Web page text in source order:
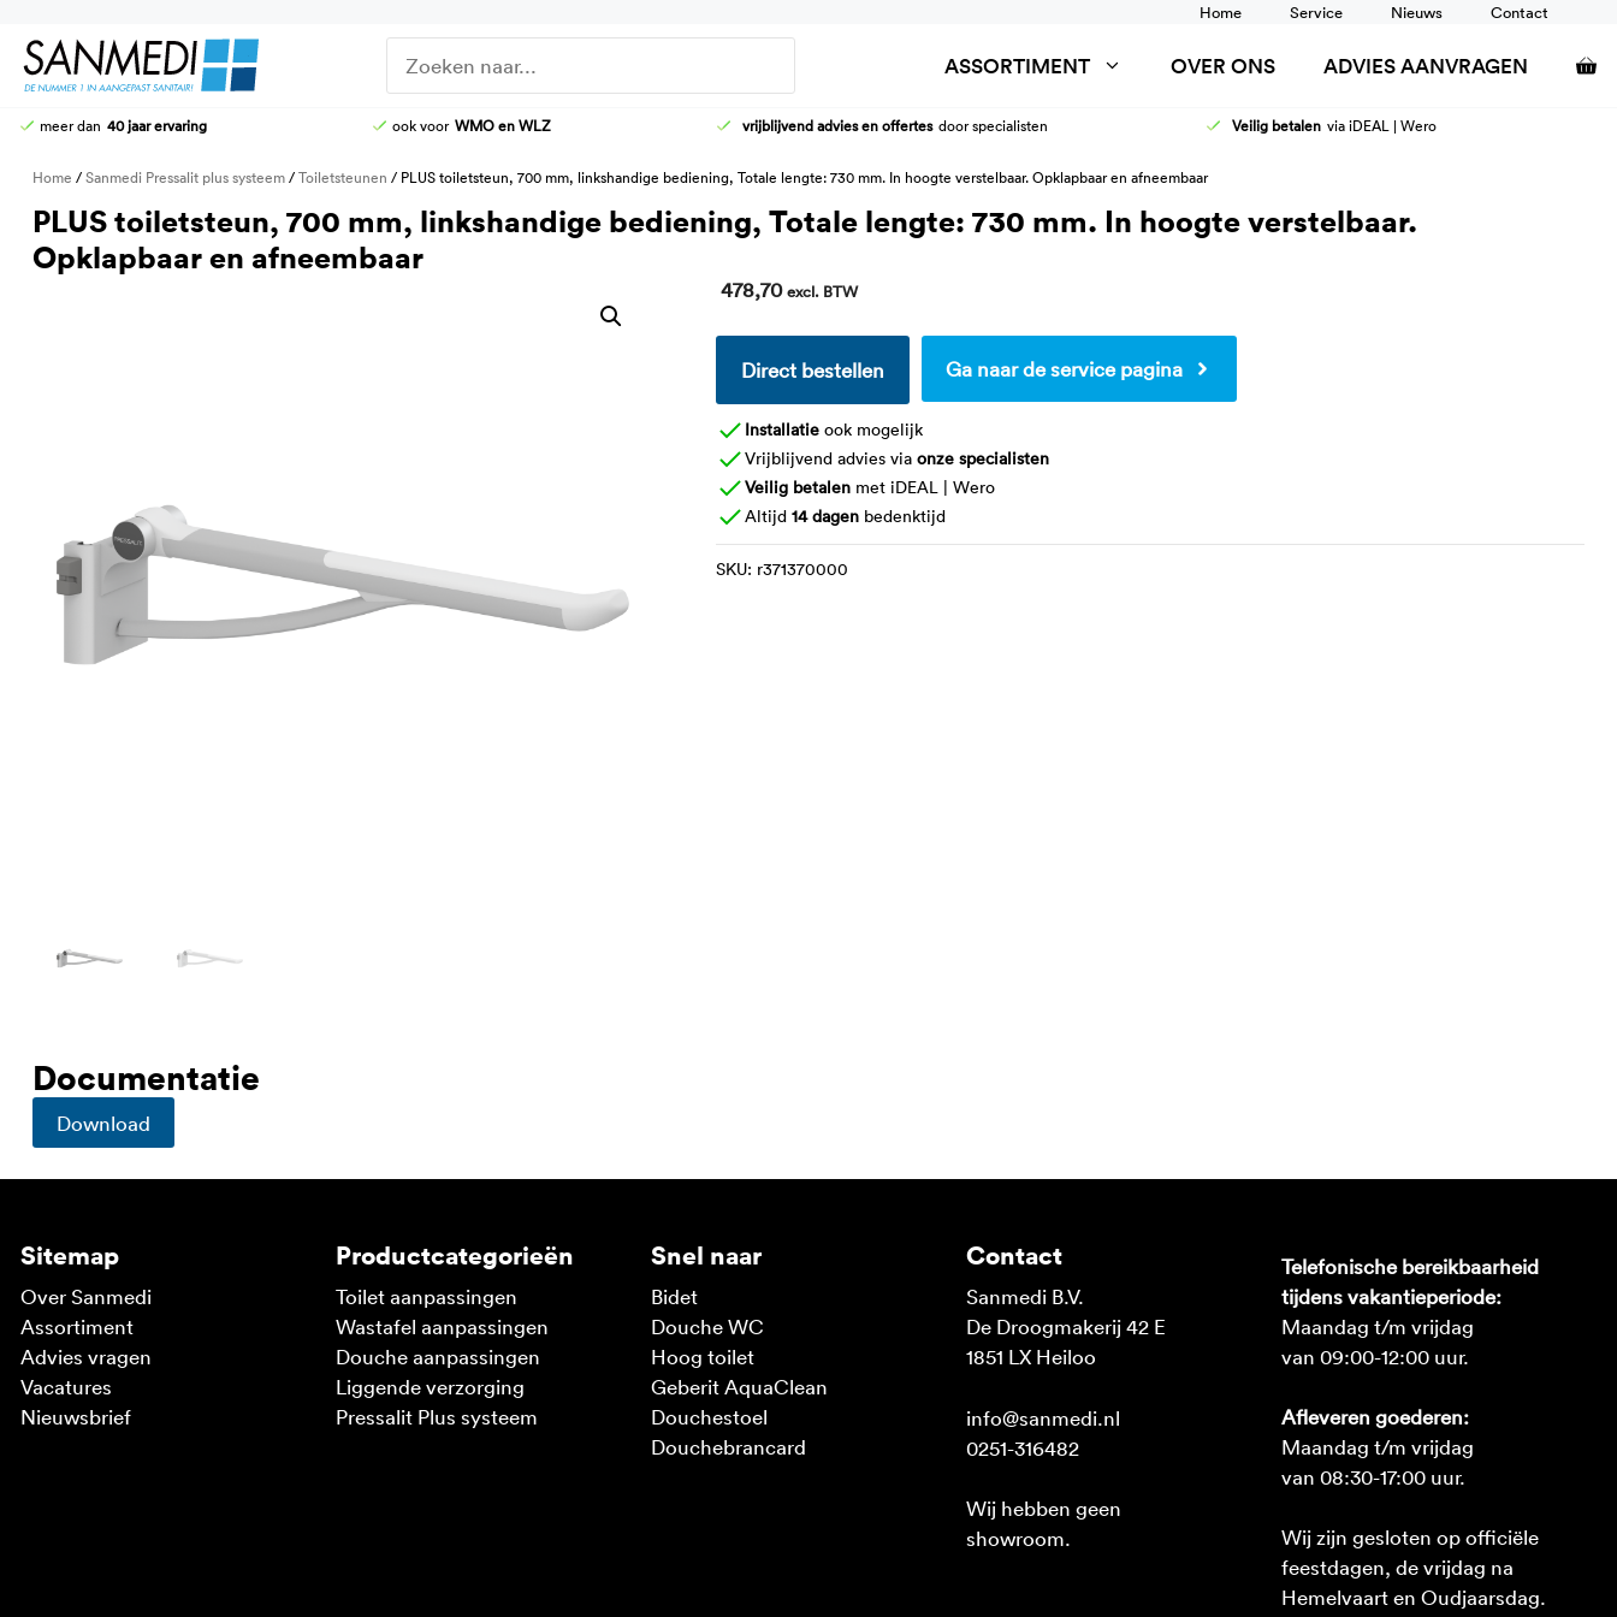
naar
Home Service Nieuws Contact
ASSORTIMENT
HOOG-LAAG TOILETTEN
STOMATOILETTAFEL
AANGEPASTE CLOSETZITTINGEN
KRANEN
DOUCHE-BRANCARDS
KRANEN
WASTAFELS
DOUCHEBRANCARDS
KINDER VERSCHOONTAFELS
TOILETSTEUNEN
OVER ONS ADVIES AANVRAGEN
meer dan 40 jaar ervaring ook voor WMO en WLZ vrijblijvend advies en offertes door specialisten Veilig betalen via iDEAL | Wero
Home /Sanmedi Pressalit plus systeem/Toiletsteunen / PLUS toiletsteun, 700 mm, linkshandige bediening, Totale lengte: 730 mm. In hoogte verstelbaar. Opklapbaar en afneembaar
PLUS toiletsteun, 700 mm, linkshandige bediening, Totale lengte: 730 mm. In hoogte verstelbaar.
Opklapbaar en afneembaar
478,70 excl. BTW
Direct bestellen Ga naar de service pagina
Installatieook mogelijk
Vrijblijvend advies via onze specialisten
Veilig betalenmet iDEAL | Wero
Altijd 14 dagenbedenktijd
SKU: r371370000
Documentatie
Download
Sitemap
Over Sanmedi
Assortiment
Advies vragen
Vacatures
Nieuwsbrief
Productcategorieën
Toilet aanpassingen
Wastafel aanpassingen
Douche aanpassingen
Liggende verzorging
Pressalit Plus systeem
Snel naar
Bidet
Douche WC
Hoog toilet
Geberit AquaClean
Douchestoel
Douchebrancard
Contact
Sanmedi B.V.
De Droogmakerij 42 E
1851 LX Heiloo
info@sanmedi.nl
0251-316482
Wij hebben geen
showroom.
Telefonische bereikbaarheid
tijdens vakantieperiode:
Maandag t/m vrijdag
van 09:00-12:00 uur.
Afleveren goederen:
Maandag t/m vrijdag
van 08:30-17:00 uur.
Wij zijn gesloten op officiële
feestdagen, de vrijdag na
Hemelvaart en Oudjaarsdag.